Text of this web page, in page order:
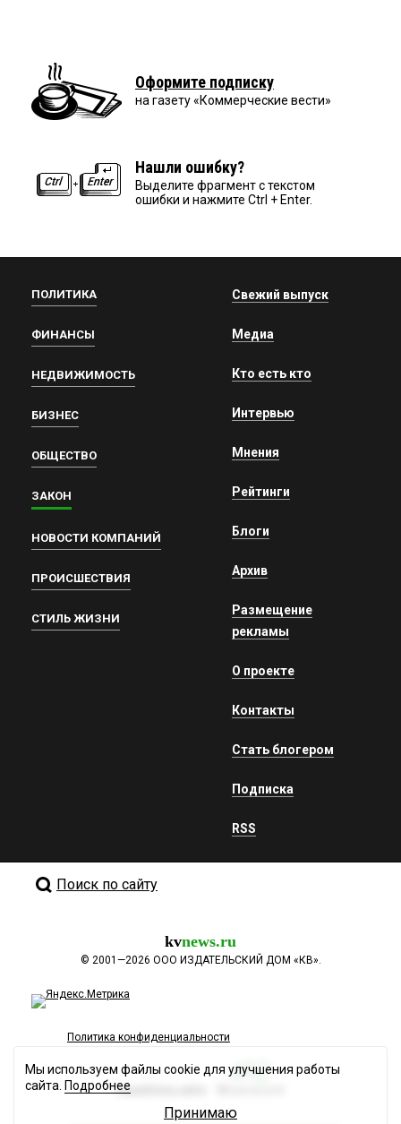
Оформите подписку
на газету «Коммерческие вести»
Нашли ошибку?
Выделите фрагмент с текстом
ошибки и нажмите Ctrl + Enter.
ПОЛИТИКА
ФИНАНСЫ
НЕДВИЖИМОСТЬ
БИЗНЕС
ОБЩЕСТВО
ЗАКОН
НОВОСТИ КОМПАНИЙ
ПРОИСШЕСТВИЯ
СТИЛЬ ЖИЗНИ
Свежий выпуск
Медиа
Кто есть кто
Интервью
Мнения
Рейтинги
Блоги
Архив
Размещение
рекламы
О проекте
Контакты
Стать блогером
Подписка
RSS
Поиск по сайту
kvnews.ru
© 2001—2026 ООО ИЗДАТЕЛЬСКИЙ ДОМ «КВ».
Политика конфиденциальности
Разработка сайта
Мы используем файлы cookie для улучшения работы
сайта. Подробнее
Принимаю